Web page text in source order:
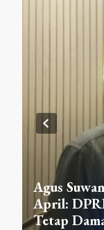
Agus
April:
Tetap